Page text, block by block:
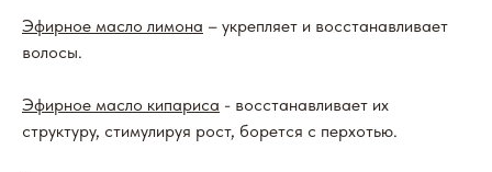
Эфирное масло лимона – укрепляет и восстанавливает
волосы.
Эфирное масло кипариса - восстанавливает их
структуру, стимулируя рост, борется с перхотью.